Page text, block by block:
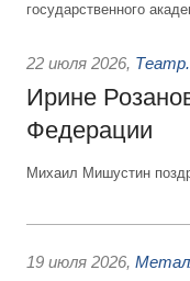
государственного
22 июля 2026,
Ирине
Федерации
Михаил Мишустин
19 июля 2026,